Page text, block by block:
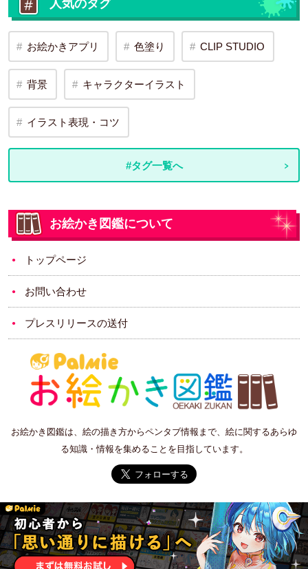
人気のタグ
お絵かきアプリ 色塗り CLIP STUDIO
背景 キャラクターイラスト
イラスト表現・コツ
#タグ一覧へ
お絵かき図鑑について
トップページ
お問い合わせ
プレスリリースの送付
お絵かき図鑑は、絵の描き方からペンタブ情報まで、絵に関するあらゆ
る知識・情報を集めることを目指しています。